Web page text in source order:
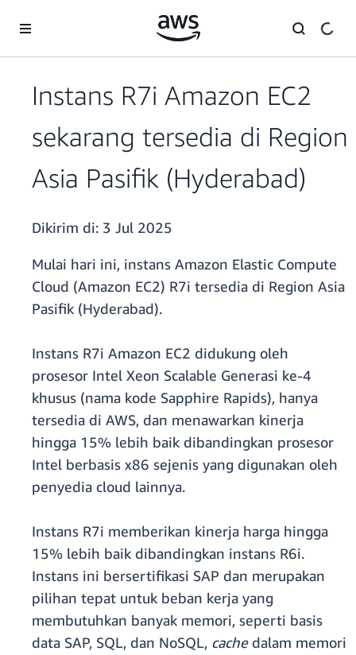
Instans R7i Amazon EC2
sekarang tersedia di Region
Asia Pasifik (Hyderabad)
Dikirim di: 3 Jul 2025
Mulai hari ini, instans Amazon Elastic Compute
Cloud (Amazon EC2) R7i tersedia di Region Asia
Pasifik (Hyderabad).
Instans R7i Amazon EC2 didukung oleh
prosesor Intel Xeon Scalable Generasi ke-4
khusus (nama kode Sapphire Rapids), hanya
tersedia di AWS, dan menawarkan kinerja
hingga 15% lebih baik dibandingkan prosesor
Intel berbasis x86 sejenis yang digunakan oleh
penyedia cloud lainnya.
Instans R7i memberikan kinerja harga hingga
15% lebih baik dibandingkan instans R6i.
Instans ini bersertifikasi SAP dan merupakan
pilihan tepat untuk beban kerja yang
membutuhkan banyak memori, seperti basis
data SAP, SQL, dan NoSQL, cachedalam memori